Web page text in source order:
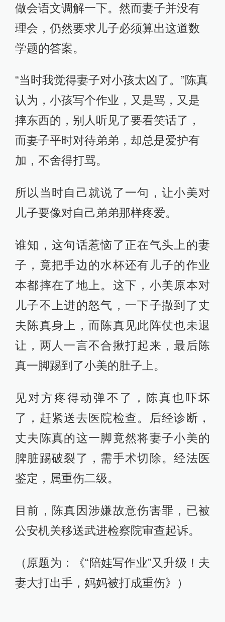
做会语文调解一下。然而妻子并没有
理会，仍然要求儿子必须算出这道数
学题的答案。
“当时我觉得妻子对小孩太凶了。”陈真
认为，小孩写个作业，又是骂，又是
摔东西的，别人听见了要看笑话了，
而妻子平时对待弟弟，却总是爱护有
加，不舍得打骂。
所以当时自己就说了一句，让小美对
儿子要像对自己弟弟那样疼爱。
谁知，这句话惹恼了正在气头上的妻
子，竟把手边的水杯还有儿子的作业
本都摔在了地上。这下，小美原本对
儿子不上进的怒气，一下子撒到了丈
夫陈真身上，而陈真见此阵仗也未退
让，两人一言不合揪打起来，最后陈
真一脚踢到了小美的肚子上。
见对方疼得动弹不了，陈真也吓坏
了，赶紧送去医院检查。后经诊断，
丈夫陈真的这一脚竟然将妻子小美的
脾脏踢破裂了，需手术切除。经法医
鉴定，属重伤二级。
目前，陈真因涉嫌故意伤害罪，已被
公安机关移送武进检察院审查起诉。
（原题为：《“陪娃写作业”又升级！夫
妻大打出手，妈妈被打成重伤》）